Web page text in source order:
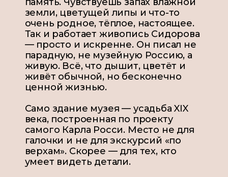
земли, цветущей липы и что-то
очень родное, тёплое, настоящее.
Так и работает живопись Сидорова
— просто и искренне. Он писал не
парадную, не музейную Россию, а
живую. Всё, что дышит, цветёт и
живёт обычной, но бесконечно
ценной жизнью.
Само здание музея — усадьба XIX
века, построенная по проекту
самого Карла Росси. Место не для
галочки и не для экскурсий «по
верхам». Скорее — для тех, кто
умеет видеть детали.